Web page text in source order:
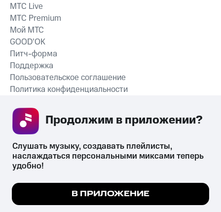
СКАЧАТЬ ПРИЛОЖЕНИЕ
MTС Live
MTС Premium
Мой МТС
GOOD’OK
Питч-форма
Поддержка
Пользовательское соглашение
Политика конфиденциальности
психотропных веществ, их аналогов причиняет вред здоровью,
их незаконный оборот запрещён и влечёт установленную
законодательством ответственность.
Мы используем куки, чтобы на сайте все
Подробнее
Слушать музыку, создавать плейлисты,
наслаждаться персональными миксами теперь
удобно!
В ПРИЛОЖЕНИЕ